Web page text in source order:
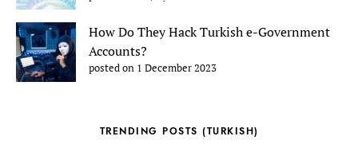
How Do They Hack Turkish e-Government
Accounts?
posted on 1 December 2023
TRENDING POSTS (TURKISH)